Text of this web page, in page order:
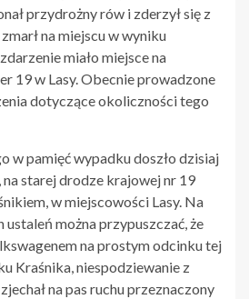
przydrożny rów i zderzył się z
na miejscu w wyniku
miało miejsce na
19 w Lasy. Obecnie prowadzone
dotyczące okoliczności tego
w pamięć wypadku doszło dzisiaj
na starej drodze krajowej nr 19
w miejscowości Lasy. Na
można przypuszczać, że
na prostym odcinku tej
Kraśnika, niespodziewanie z
na pas ruchu przeznaczony